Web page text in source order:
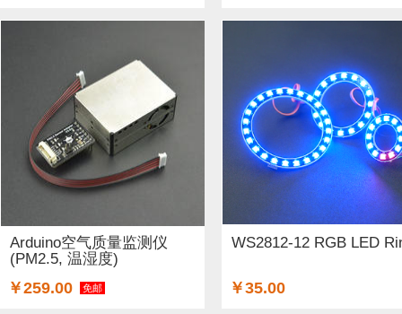
Arduino空气质量监测仪
(PM2.5, 温湿度)
￥259.00 免邮
WS2812-12 RGB LED
￥35.00